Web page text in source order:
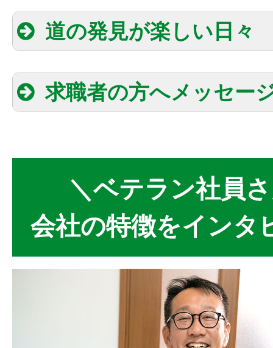
道の発見が楽しい日々
求職者の方へメッセー
＼ベテラン社員
会社の特徴をインタ